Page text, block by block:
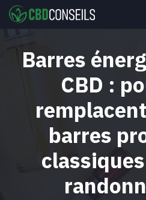
Barres
CBD :
barres